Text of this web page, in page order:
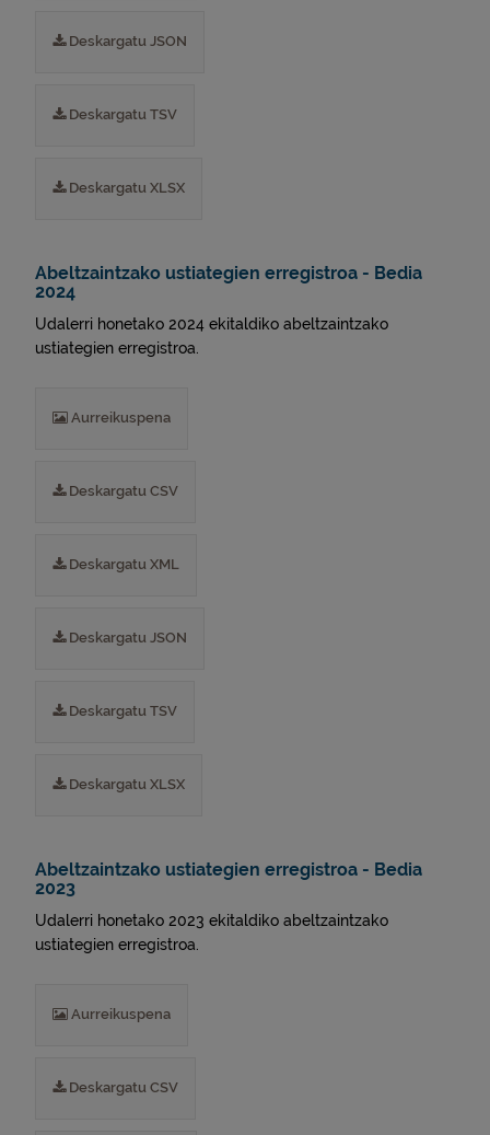
Deskargatu JSON
Deskargatu TSV
Deskargatu XLSX
Abeltzaintzako ustiategien erregistroa - Bedia
2024
Udalerri honetako 2024 ekitaldiko abeltzaintzako
ustiategien erregistroa.
Aurreikuspena
Deskargatu CSV
Deskargatu XML
Deskargatu JSON
Deskargatu TSV
Deskargatu XLSX
Abeltzaintzako ustiategien erregistroa - Bedia
2023
Udalerri honetako 2023 ekitaldiko abeltzaintzako
ustiategien erregistroa.
Aurreikuspena
Deskargatu CSV